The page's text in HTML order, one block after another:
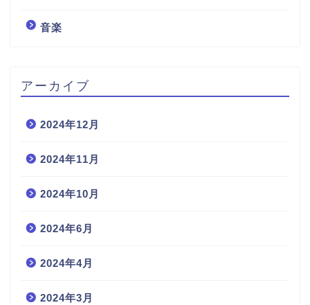
音楽
アーカイブ
2024年12月
2024年11月
2024年10月
2024年6月
2024年4月
2024年3月